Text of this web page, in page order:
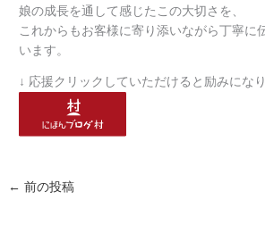
娘の成長を通して感じたこの大切さを、
これからもお客様に寄り添いながら丁寧に
います。
↓ 応援クリックしていただけると励みにな
← 前の投稿